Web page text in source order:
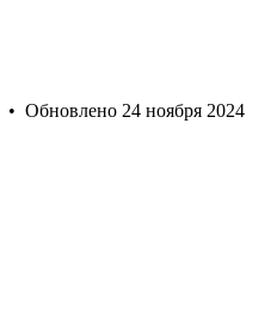
• Обновлено 24 ноября 2024